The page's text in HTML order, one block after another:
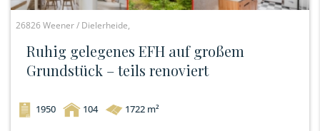
26826 Weener / Dielerheide,
Ruhig gelegenes EFH auf großem
Grundstück – teils renoviert
1950 104 1722 m²